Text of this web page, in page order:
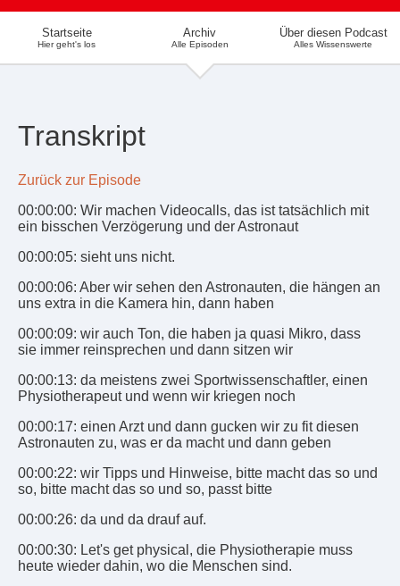
Startseite
Hier geht's los
Archiv
Alle Episoden
Über diesen Podcast
Alles Wissenswerte
Transkript
Zurück zur Episode
00:00:00: Wir machen Videocalls, das ist tatsächlich mit
ein bisschen Verzögerung und der Astronaut
00:00:05: sieht uns nicht.
00:00:06: Aber wir sehen den Astronauten, die hängen an
uns extra in die Kamera hin, dann haben
00:00:09: wir auch Ton, die haben ja quasi Mikro, dass
sie immer reinsprechen und dann sitzen wir
00:00:13: da meistens zwei Sportwissenschaftler, einen
Physiotherapeut und wenn wir kriegen noch
00:00:17: einen Arzt und dann gucken wir zu fit diesen
Astronauten zu, was er da macht und dann geben
00:00:22: wir Tipps und Hinweise, bitte macht das so und
so, bitte macht das so und so, passt bitte
00:00:26: da und da drauf auf.
00:00:30: Let's get physical, die Physiotherapie muss
heute wieder dahin, wo die Menschen sind.